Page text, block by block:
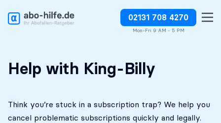
02131 708 4270
Mon-Fri 9 AM - 5 PM
Free initial
No costs without your
Stop charges or request
refunds
Help with King-Billy
Think you’re stuck in a subscription trap? We help you
cancel problematic subscriptions quickly and legally.